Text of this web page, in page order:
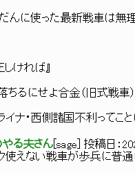
んに使った最新戦車は無
ければ』
ちるにせよ合金（旧式戦車
イナ・西側諸国不利ってこと
る夫さん sage ] 投稿日：
使えない戦車が歩兵に普通